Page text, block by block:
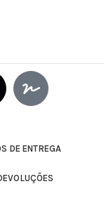
DE ENTREGA